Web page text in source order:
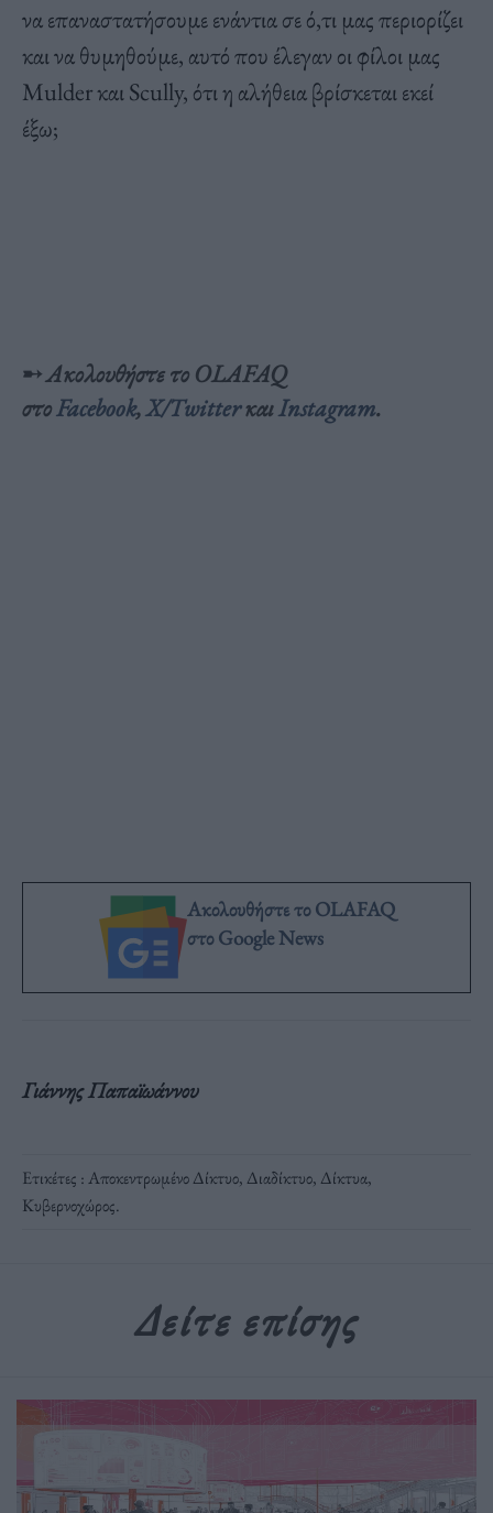
να επαναστατήσουμε ενάντια σε ό,τι μας περιορίζει
και να θυμηθούμε, αυτό που έλεγαν οι φίλοι μας
Mulder και Scully, ότι η αλήθεια βρίσκεται εκεί
έξω;
➸Ακολουθήστε το OLAFAQ
στοFacebook,X/TwitterκαιInstagram.
Ακολουθήστε το OLAFAQ
στο Google News
Γιάννης Παπαϊωάννου
Ετικέτες :Αποκεντρωμένο Δίκτυο, Διαδίκτυο, Δίκτυα,
Κυβερνοχώρος.
Δείτε επίσης